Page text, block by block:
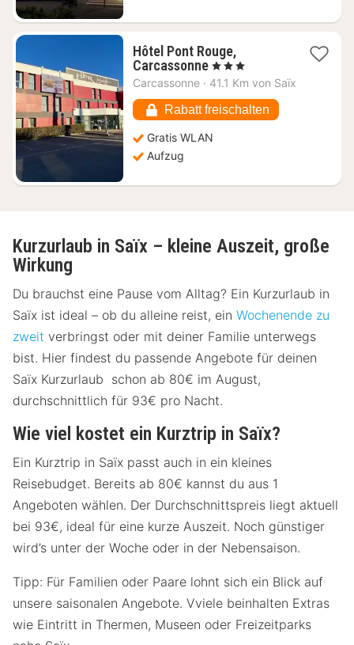
Hôtel Pont Rouge,
Carcassonne1
Nacht
58,90
€
, 3 Sterne
Carcassonne · 41.1 Km von Saïx
Rabatt freischalten
Gratis WLAN
Aufzug
Kurzurlaub in Saïx – kleine Auszeit, große
Wirkung
Du brauchst eine Pause vom Alltag? Ein Kurzurlaub in
Saïx ist ideal – ob du alleine reist, ein Wochenende zu
zweit verbringst oder mit deiner Familie unterwegs
bist. Hier findest du passende Angebote für deinen
Saïx Kurzurlaub schon ab 80€ im August,
durchschnittlich für 93€ pro Nacht.
Wie viel kostet ein Kurztrip in Saïx?
Ein Kurztrip in Saïx passt auch in ein kleines
Reisebudget. Bereits ab 80€ kannst du aus 1
Angeboten wählen. Der Durchschnittspreis liegt aktuell
bei 93€, ideal für eine kurze Auszeit. Noch günstiger
wird’s unter der Woche oder in der Nebensaison.
Tipp: Für Familien oder Paare lohnt sich ein Blick auf
unsere saisonalen Angebote. Vviele beinhalten Extras
wie Eintritt in Thermen, Museen oder Freizeitparks